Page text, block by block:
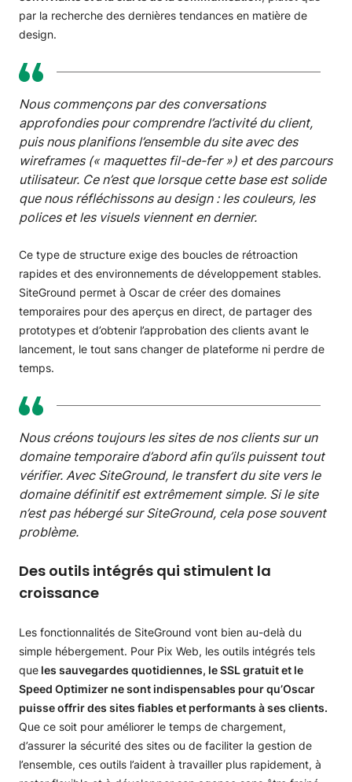
par la recherche des dernières tendances en matière de
design.
Nous commençons par des conversations
approfondies pour comprendre l’activité du client,
puis nous planifions l’ensemble du site avec des
wireframes (« maquettes fil-de-fer ») et des parcours
utilisateur. Ce n’est que lorsque cette base est solide
que nous réfléchissons au design : les couleurs, les
polices et les visuels viennent en dernier.
Ce type de structure exige des boucles de rétroaction
rapides et des environnements de développement stables.
SiteGround permet à Oscar de créer des domaines
temporaires pour des aperçus en direct, de partager des
prototypes et d’obtenir l’approbation des clients avant le
lancement, le tout sans changer de plateforme ni perdre de
temps.
Nous créons toujours les sites de nos clients sur un
domaine temporaire d’abord afin qu’ils puissent tout
vérifier. Avec SiteGround, le transfert du site vers le
domaine définitif est extrêmement simple. Si le site
n’est pas hébergé sur SiteGround, cela pose souvent
problème.
Des outils intégrés qui stimulent la
croissance
Les fonctionnalités de SiteGround vont bien au-delà du
simple hébergement. Pour Pix Web, les outils intégrés tels
que les sauvegardes quotidiennes, le SSL gratuit et le
Speed Optimizer ne sont indispensables pour qu’Oscar
puisse offrir des sites fiables et performants à ses clients.
Que ce soit pour améliorer le temps de chargement,
d’assurer la sécurité des sites ou de faciliter la gestion de
l’ensemble, ces outils l’aident à travailler plus rapidement, à